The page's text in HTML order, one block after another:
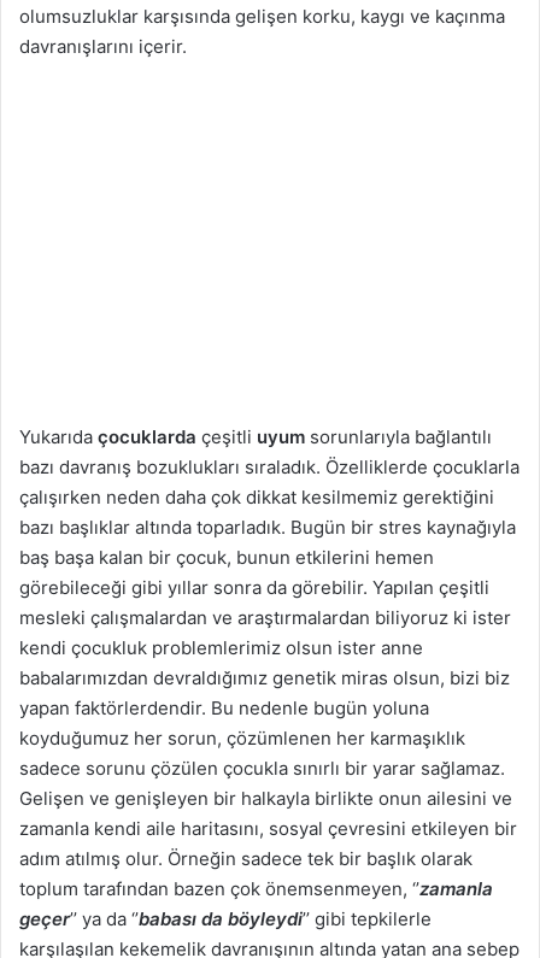
olumsuzluklar karşısında gelişen korku, kaygı ve kaçınma
davranışlarını içerir.
Yukarıda çocuklarda çeşitli uyum sorunlarıyla bağlantılı
bazı davranış bozuklukları sıraladık. Özelliklerde çocuklarla
çalışırken neden daha çok dikkat kesilmemiz gerektiğini
bazı başlıklar altında toparladık. Bugün bir stres kaynağıyla
baş başa kalan bir çocuk, bunun etkilerini hemen
görebileceği gibi yıllar sonra da görebilir. Yapılan çeşitli
mesleki çalışmalardan ve araştırmalardan biliyoruz ki ister
kendi çocukluk problemlerimiz olsun ister anne
babalarımızdan devraldığımız genetik miras olsun, bizi biz
yapan faktörlerdendir. Bu nedenle bugün yoluna
koyduğumuz her sorun, çözümlenen her karmaşıklık
sadece sorunu çözülen çocukla sınırlı bir yarar sağlamaz.
Gelişen ve genişleyen bir halkayla birlikte onun ailesini ve
zamanla kendi aile haritasını, sosyal çevresini etkileyen bir
adım atılmış olur. Örneğin sadece tek bir başlık olarak
toplum tarafından bazen çok önemsenmeyen, ‘’zamanla
geçer’’ ya da ‘’babası da böyleydi’’ gibi tepkilerle
karşılaşılan kekemelik davranışının altında yatan ana sebep